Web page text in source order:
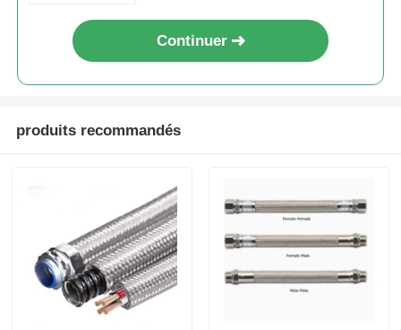
Continuer
produits recommandés